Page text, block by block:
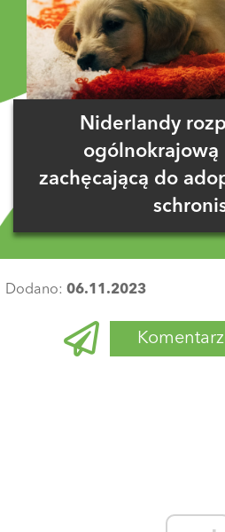
Niderlandy
ogólnokrajową
zachęcającą do
Dodano: 06.11.2023